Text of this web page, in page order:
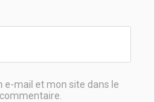
e-mail et mon site dans le